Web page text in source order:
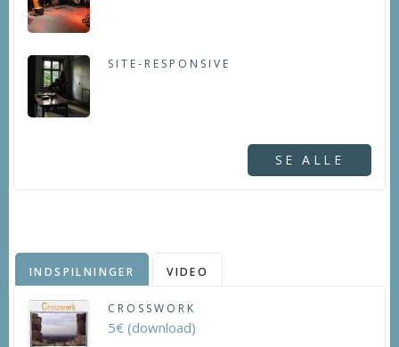
SITE-RESPONSIVE
SE ALLE
INDSPILNINGER VIDEO
CROSSWORK
5€ (download)